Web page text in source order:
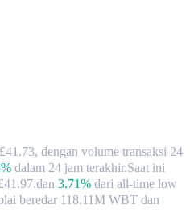
dengan volume transaksi 24
dalam 24 jam terakhir.Saat ini
dan 3.71% dari all-time low
beredar 118.11M WBT dan